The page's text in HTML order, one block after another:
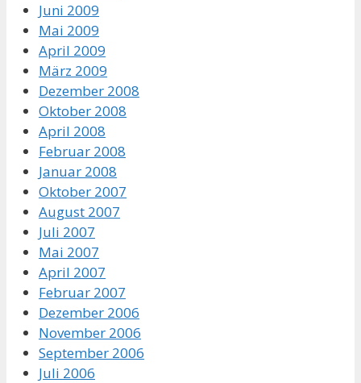
Juni 2009
Mai 2009
April 2009
März 2009
Dezember 2008
Oktober 2008
April 2008
Februar 2008
Januar 2008
Oktober 2007
August 2007
Juli 2007
Mai 2007
April 2007
Februar 2007
Dezember 2006
November 2006
September 2006
Juli 2006